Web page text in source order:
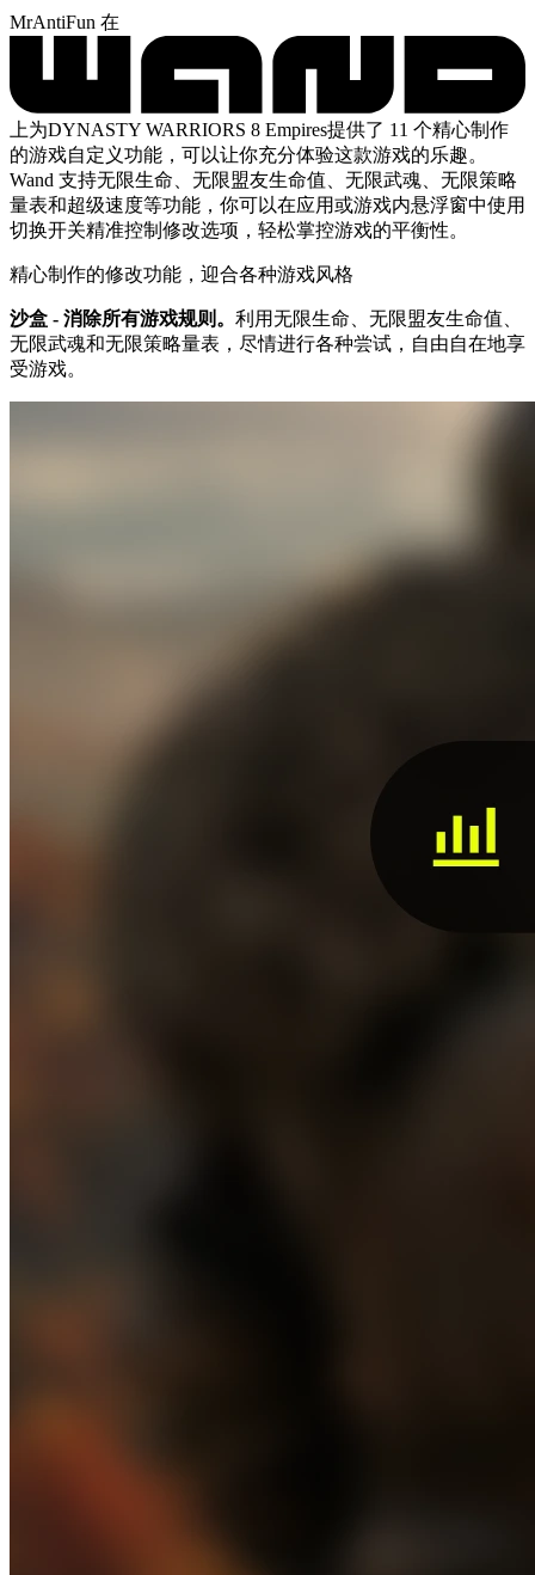
MrAntiFun 在
上为DYNASTY WARRIORS 8 Empires提供了 11 个精心制作
的游戏自定义功能，可以让你充分体验这款游戏的乐趣。
Wand 支持无限生命、无限盟友生命值、无限武魂、无限策略
量表和超级速度等功能，你可以在应用或游戏内悬浮窗中使用
切换开关精准控制修改选项，轻松掌控游戏的平衡性。
精心制作的修改功能，迎合各种游戏风格
沙盒 - 消除所有游戏规则。 利用无限生命、无限盟友生命值、
无限武魂和无限策略量表，尽情进行各种尝试，自由自在地享
受游戏。